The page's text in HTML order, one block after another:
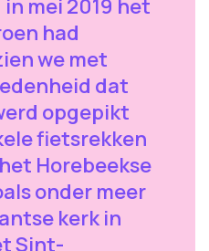
mei 2019 het
had
we met
dat
opgepikt
fietsrekken
Horebeekse
onder meer
kerk in
Sint-